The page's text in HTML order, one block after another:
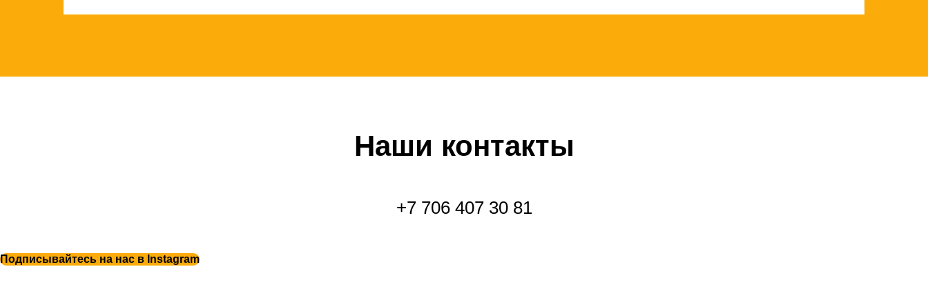
Наши контакты
+7 706 407 30 81
Подписывайтесь на нас в Instagram